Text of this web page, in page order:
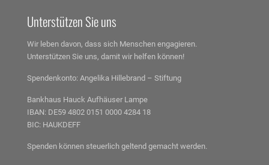
Unterstützen Sie uns
Wir leben davon, dass sich Menschen engagieren.
Unterstützen Sie uns, damit wir helfen können!
Spendenkonto: Angelika Hillebrand – Stiftung
Bankhaus Hauck Aufhäuser Lampe
IBAN: DE59 4802 0151 0000 4284 18
BIC: HAUKDEFF
Spenden können steuerlich geltend gemacht werden.